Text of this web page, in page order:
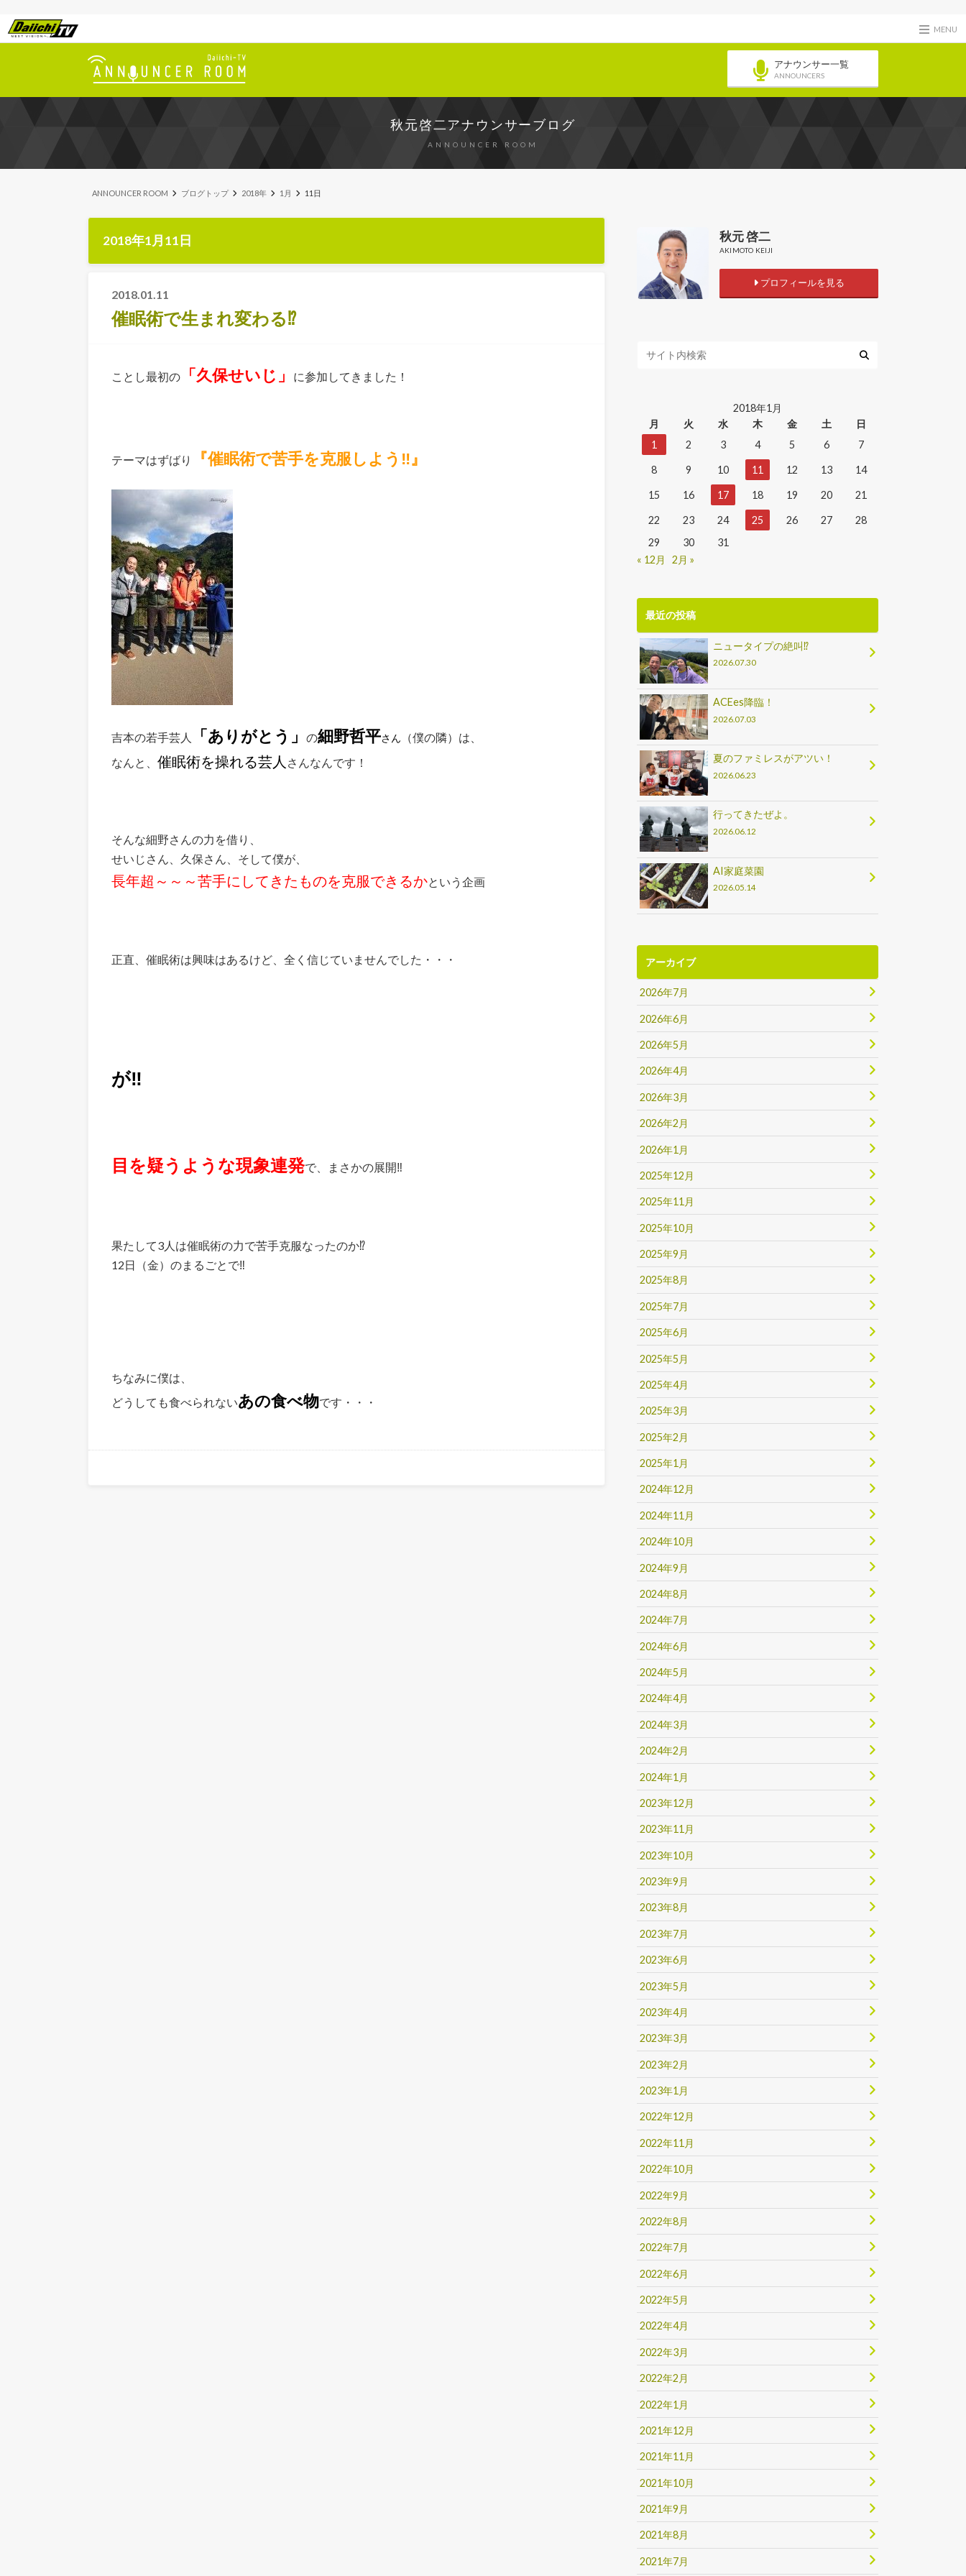
MENU
アナウンサー一覧
ANNOUNCERS
秋元啓二アナウンサーブログ
ANNOUNCER ROOM
ANNOUNCER ROOM ブログトップ 2018年 1月 11日
2018年1月11日
2018.01.11
催眠術で生まれ変わる⁉
ことし最初の 「久保せいじ」 に参加してきました！
テーマはずばり 『催眠術で苦手を克服しよう‼』
吉本の若手芸人 「ありがとう」 の細野哲平さん
（僕の隣）は、
なんと、 催眠術を操れる芸人 さんなんです！
そんな細野さんの力を借り、
せいじさん、久保さん、そして僕が、
長年超～～～苦手にしてきたものを克服できるかという企画
正直、催眠術は興味はあるけど、全く信じていませんでした・・・
が‼
目を疑うような現象連発で、まさかの展開‼
果たして3人は催眠術の力で苦手克服なったのか⁉
12日（金）のまるごとで‼
ちなみに僕は、
どうしても食べられないあの食べ物です・・・
秋元 啓二
AKIMOTO KEIJI
プロフィールを見る
2018年1月
月
火 水 木 金 土
日
1
2 3 4 5 6 7
8 9 10 11 12 13 14
15 16 17 18 19 20 21
22 23 24 25 26 27
28
29
30
31
« 12月
2月 »
最近の投稿
ニュータイプの絶叫⁉
2026.07.30
ACEes降臨！
2026.07.03
夏のファミレスがアツい！
2026.06.23
行ってきたぜよ。
2026.06.12
AI家庭菜園
2026.05.14
アーカイブ
2026年7月
2026年6月
2026年5月
2026年4月
2026年3月
2026年2月
2026年1月
2025年12月
2025年11月
2025年10月
2025年9月
2025年8月
2025年7月
2025年6月
2025年5月
2025年4月
2025年3月
2025年2月
2025年1月
2024年12月
2024年11月
2024年10月
2024年9月
2024年8月
2024年7月
2024年6月
2024年5月
2024年4月
2024年3月
2024年2月
2024年1月
2023年12月
2023年11月
2023年10月
2023年9月
2023年8月
2023年7月
2023年6月
2023年5月
2023年4月
2023年3月
2023年2月
2023年1月
2022年12月
2022年11月
2022年10月
2022年9月
2022年8月
2022年7月
2022年6月
2022年5月
2022年4月
2022年3月
2022年2月
2022年1月
2021年12月
2021年11月
2021年10月
2021年9月
2021年8月
2021年7月